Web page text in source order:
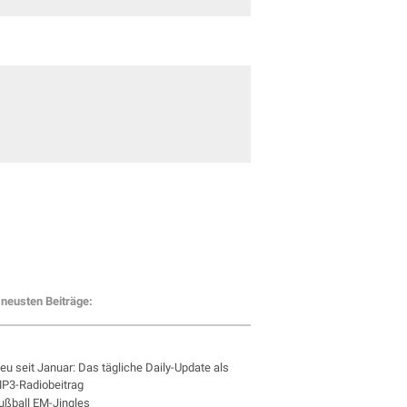
Beiträge:
seit Januar: Das tägliche Daily-Update als
Radiobeitrag
EM-Jingles